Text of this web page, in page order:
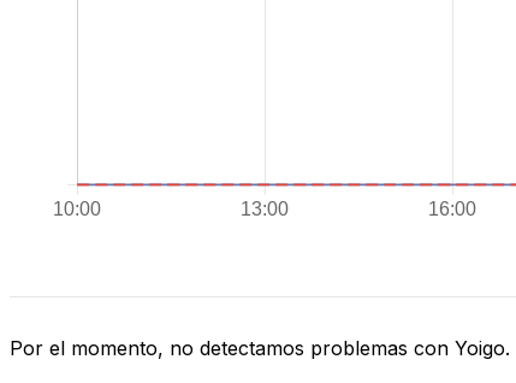
Por el momento, no detectamos problemas con Yoigo.